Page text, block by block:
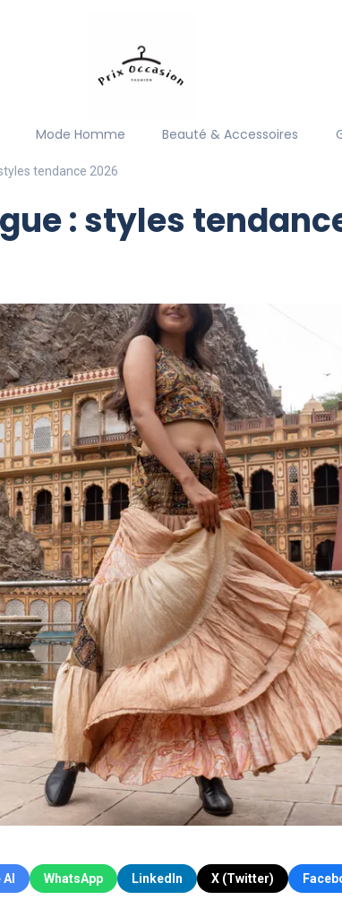
Mode Homme Beauté & Accessoires
tendance 2026
: styles
WhatsApp LinkedIn X (Twitter)